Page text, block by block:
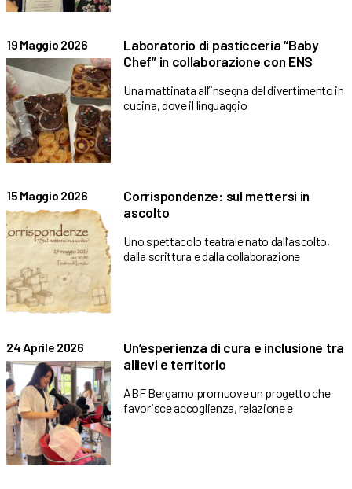
19 Maggio 2026
Laboratorio di pasticceria “Baby
Chef” in collaborazione con ENS
Una mattinata all’insegna del divertimento in
cucina, dove il linguaggio
15 Maggio 2026
Corrispondenze: sul mettersi in
ascolto
Uno spettacolo teatrale nato dall’ascolto,
dalla scrittura e dalla collaborazione
24 Aprile 2026
Un’esperienza di cura e inclusione tra
allievi e territorio
ABF Bergamo promuove un progetto che
favorisce accoglienza, relazione e